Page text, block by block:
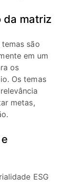
da matriz
são
em um
os
Os temas
metas,
ESG